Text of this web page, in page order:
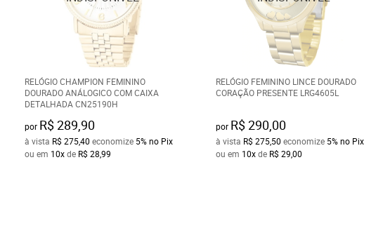
RELÓGIO CHAMPION FEMININO
DOURADO ANÁLOGICO COM CAIXA
DETALHADA CN25190H
por R$ 289,90
à vista R$ 275,40 economize 5% no Pix
ou em 10xde R$ 28,99
RELÓGIO FEMININO LINCE DOURADO
CORAÇÃO PRESENTE LRG4605L
por R$ 290,00
à vista R$ 275,50 economize 5%no Pix
ou em 10xde R$ 29,00